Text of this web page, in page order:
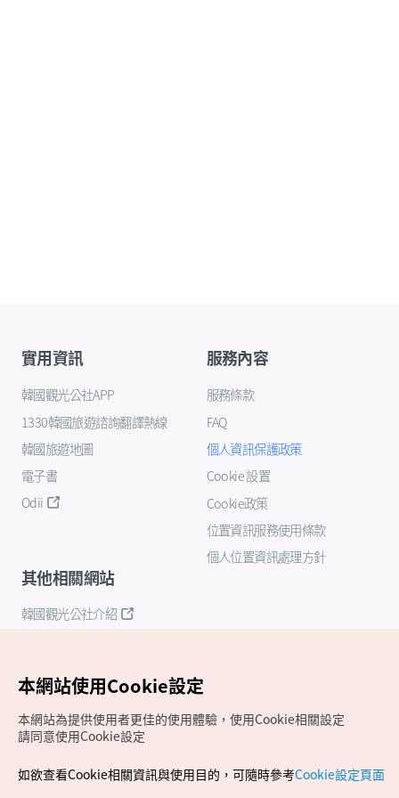
實用資訊
韓國觀光公社APP
1330韓國旅遊諮詢翻譯熱線
韓國旅遊地圖
電子書
Odii
服務內容
服務條款
FAQ
個人資訊保護政策
Cookie 設置
Cookie政策
位置資訊服務使用條款
個人位置資訊處理方針
其他相關網站
韓國觀光公社介紹
Copyrights (c) 韓國觀光公社版權所有
本網站使用Cookie設定
本網站為提供使用者更佳的使用體驗，使用Cookie相關設定
請同意使用Cookie設定
如欲查看Cookie相關資訊與使用目的，可隨時參考Cookie設定頁面